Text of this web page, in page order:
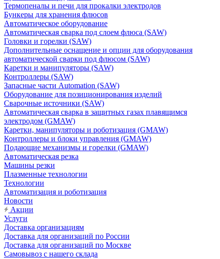
Термопеналы и печи для прокалки электродов
Бункеры для хранения флюсов
Автоматическое оборудование
Автоматическая сварка под слоем флюса (SAW)
Головки и горелки (SAW)
Дополнительные оснащение и опции для оборудования
автоматической сварки под флюсом (SAW)
Каретки и манипуляторы (SAW)
Контроллеры (SAW)
Запасные части Automation (SAW)
Оборудование для позиционирования изделий
Сварочные источники (SAW)
Автоматическая сварка в защитных газах плавящимся
электродом (GMAW)
Каретки, манипуляторы и роботизация (GMAW)
Контроллеры и блоки управления (GMAW)
Подающие механизмы и горелки (GMAW)
Автоматическая резка
Машины резки
Плазменные технологии
Технологии
Автоматизация и роботизация
Новости
Акции
Услуги
Доставка организациям
Доставка для организаций по России
Доставка для организаций по Москве
Самовывоз с нашего склада